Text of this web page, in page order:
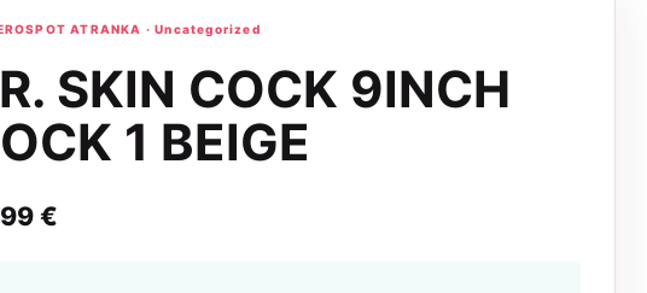
ATRANKA · Uncategorized
SKIN COCK 9INCH
1 BEIGE
€